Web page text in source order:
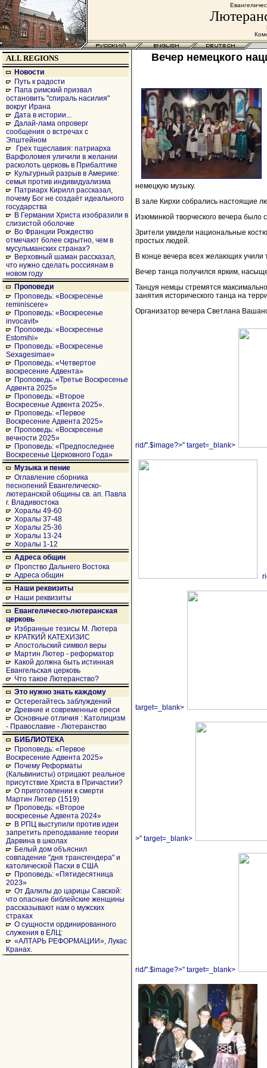
ALL REGIONS
Новости
Путь к радости
Папа римский призвал
остановить "спираль насилия"
вокруг Ирана
Дата в истории...
Далай-лама опроверг
сообщения о встречах с
Эпштейном
Грех тщеславия: патриарха
Варфоломея уличили в желании
расколоть церковь в Прибалтике
Культурный разрыв в Америке:
семья против индивидуализма
Патриарх Кирилл рассказал,
почему Бог не создаёт идеального
государства
В Германии Христа изобразили в
слизистой оболочке
Во Франции Рождество
отмечают более скрытно, чем в
мусульманских странах?
Верховный шаман рассказал,
что нужно сделать россиянам в
новом году
Проповеди
Проповедь: «Воскресенье
reminiscere»
Проповедь: «Воскресенье
invocavit»
Проповедь: «Воскресенье
Estomihi»
Проповедь: «Воскресенье
Sexagesimae»
Проповедь: «Четвертое
воскресение Адвента»
Проповедь: «Третье Воскресенье
Адвента 2025»
Проповедь: «Второе
Воскресенье Адвента 2025».
Проповедь: «Первое
Воскресение Адвента 2025»
Проповедь: «Воскресенье
вечности 2025»
Проповедь: «Предпоследнее
Воскресенье Церковного Года»
Музыка и пение
Оглавление сборника
песнопений Евангелическо-
лютеранской общины св. ап. Павла
г. Владивостока
Хоралы 49-60
Хоралы 37-48
Хоралы 25-36
Хоралы 13-24
Хоралы 1-12
Адреса общин
Пропство Дальнего Востока
Адреса общин
Наши реквизиты
Наши реквизиты
Евангелическо-лютеранская
церковь
Избранные тезисы М. Лютера
КРАТКИЙ КАТЕХИЗИС
Апостольский символ веры
Мартин Лютер - реформатор
Какой должна быть истинная
Евангельская церковь
Что такое Лютеранство?
Это нужно знать каждому
Остерегайтесь заблуждений
Древние и современные ереси
Основные отличия : Католицизм
- Православие - Лютеранство
БИБЛИОТЕКА
Проповедь: «Первое
Воскресение Адвента 2025»
Почему Реформаты
(Кальвинисты) отрицают реальное
присутствие Христа в Причастии?
О приготовлении к смерти
Мартин Лютер (1519)
Проповедь: «Второе
воскресенье Адвента 2024»
В РПЦ выступили против идеи
запретить преподавание теории
Дарвина в школах
Белый дом объяснил
совпадение "дня трансгендера" и
католической Пасхи в США
Проповедь: «Пятидесятница
2023»
От Далилы до царицы Савской:
что опасные библейские женщины
рассказывают нам о мужских
страхах
О сущности ординированного
служения в ЕЛЦ:
«АЛТАРЬ РЕФОРМАЦИИ», Лукас
Кранах.
Вечер немецкого
немецкую музыку.
В зале Кирхи собрались настоящие
Изюминкой творческого вечера
Зрители увидели национальные
простых людей.
В конце вечера всех желающих учили
Вечер танца получился ярким,
Танцуя немцы стремятся
занятия исторического танца на
Организатор вечера Светлана
rid/".$image?>" target=_blank>
target=_blank>
>" target=_blank>
rid/".$image?>" target=_blank>